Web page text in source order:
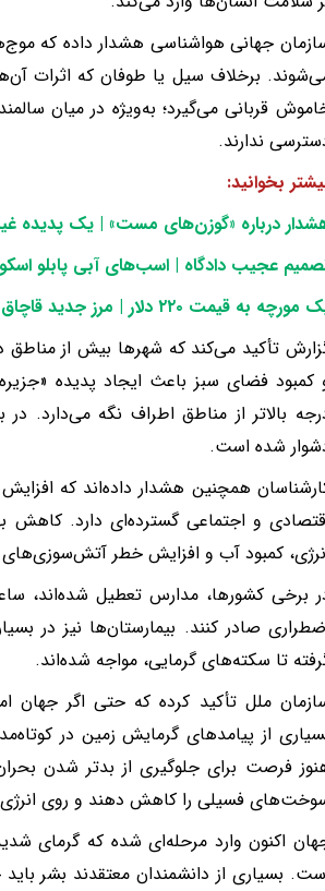
جهانی هواشناسی هشدار داده که
برخلاف سیل یا طوفان که اثرات
قربانی می‌گیرد؛ به‌ویژه در میان
ندارند.
بخوانید:‌
درباره «گوزن‌های مست» | یک پدیده
عجیب دادگاه | اسب‌های آبی پابلو
مورچه به قیمت ۲۲۰ دلار | مرز جدید
تأکید می‌کند که شهرها بیش از مناطق
کمبود فضای سبز باعث ایجاد پدیده
بالاتر از مناطق اطراف نگه می‌دارد.
شده است.
همچنین هشدار داده‌اند که
و اجتماعی گسترده‌ای دارد. کاهش
کمبود آب و افزایش خطر
برخی کشورها، مدارس تعطیل شده‌اند،
صادر کنند. بیمارستان‌ها نیز در
تا سکته‌های گرمایی، مواجه شده‌اند.
ملل تأکید کرده که حتی اگر جهان
از پیامدهای گرمایش زمین در
فرصت برای جلوگیری از بدتر شدن
فسیلی را کاهش دهند و روی
اکنون وارد مرحله‌ای شده که گرمای
بسیاری از دانشمندان معتقدند بشر باید